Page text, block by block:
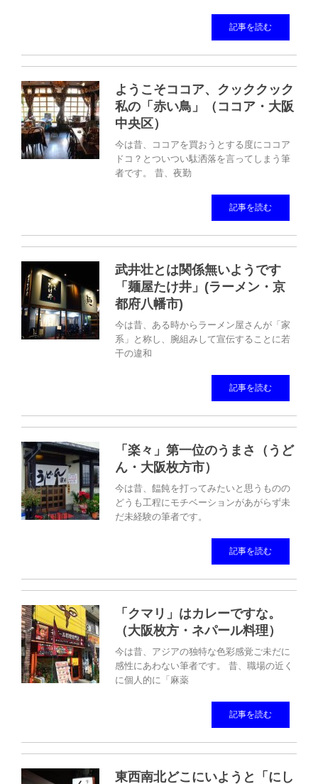
記事を読む
ようこそココア、クッククック
私の「赤い鳥」（ココア・大阪
中央区）
今は昔、ココアを買おうとする度にココア
ドコ？とついつい駄洒落を言ってしまう筆
者です。 昔、夜勤
記事を読む
武井壮とは関係無いようです
「麺屋たけ井」(ラーメン・京
都府八幡市)
今は昔、ある時からラーメン屋さんが「家
系」と称し、腕組みして宣伝することに若
干の違和
記事を読む
「楽々」第一位のうまさ（うど
ん・大阪枚方市）
今は昔、饂飩を打ってみたいと思うものの
どうも工程にモチベーションがあがらず未
だ未経験の筆者です。
記事を読む
「クマリ」はカレーですな。
（大阪枚方・ネパール料理）
今は昔、アジアの独特な色彩感覚ご未だに
感性にあわない筆者です。 昔、職場の近く
に個人的に「麻薬
記事を読む
東西南北どこにいようと「にし